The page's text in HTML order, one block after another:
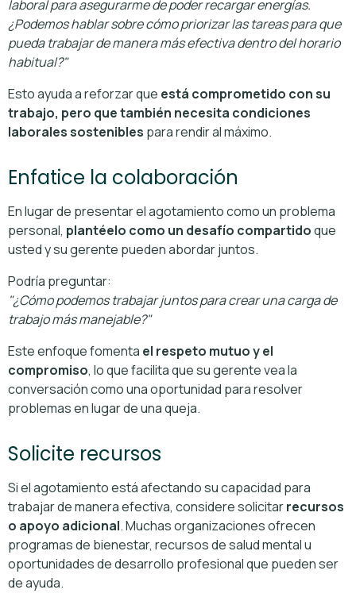
laboral para asegurarme de poder recargar energías.
¿Podemos hablar sobre cómo priorizar las tareas para que
pueda trabajar de manera más efectiva dentro del horario
habitual?"
Esto ayuda a reforzar que está comprometido con su
trabajo, pero que también necesita condiciones
laborales sostenibles para rendir al máximo.
Enfatice la colaboración
En lugar de presentar el agotamiento como un problema
personal, plantéelo como un desafío compartidoque
usted y su gerente pueden abordar juntos.
Podría preguntar:
"¿Cómo podemos trabajar juntos para crear una carga de
trabajo más manejable?"
Este enfoque fomenta el respeto mutuo y el
compromiso, lo que facilita que su gerente vea la
conversación como una oportunidad para resolver
problemas en lugar de una queja.
Solicite recursos
Si el agotamiento está afectando su capacidad para
trabajar de manera efectiva, considere solicitarrecursos
o apoyo adicional. Muchas organizaciones ofrecen
programas de bienestar, recursos de salud mental u
oportunidades de desarrollo profesional que pueden ser
de ayuda.